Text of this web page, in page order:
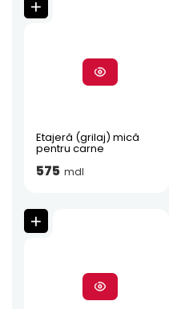
Etajeră (grilaj) mică
pentru carne
575 mdl